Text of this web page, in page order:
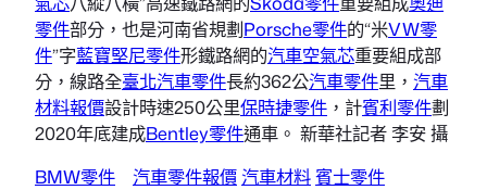
零件部分，也是河南省規劃Porsche零件的“米VW零
件”字藍寶堅尼零件形鐵路網的汽車空氣芯重要組成部
分，線路全臺北汽車零件長約362公汽車零件里， 汽車
材料報價設計時速250公里保時捷零件 ，計賓利零件劃
2020年底建成Bentley零件通車。 新華社記者 李安 攝
BMW零件
汽車零件報價汽車材料賓士零件